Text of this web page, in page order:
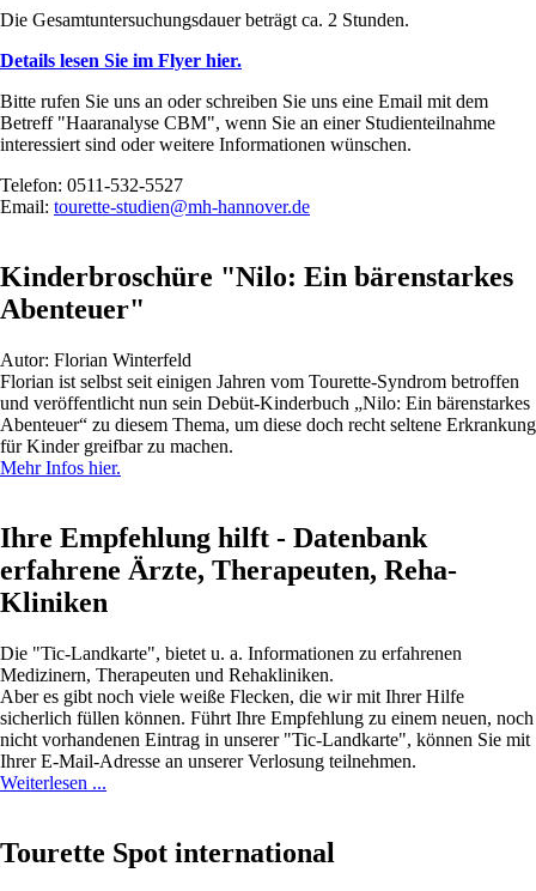
Die Gesamtuntersuchungsdauer beträgt ca. 2 Stunden.
Details lesen Sie im Flyer hier.
Bitte rufen Sie uns an oder schreiben Sie uns eine Email mit dem
Betreff "Haaranalyse CBM", wenn Sie an einer Studienteilnahme
interessiert sind oder weitere Informationen wünschen.
Telefon: 0511-532-5527
Email: tourette-studien@mh-hannover.de
Kinderbroschüre "Nilo: Ein bärenstarkes
Abenteuer"
Autor: Florian Winterfeld
Florian ist selbst seit einigen Jahren vom Tourette-Syndrom betroffen
und veröffentlicht nun sein Debüt-Kinderbuch „Nilo: Ein bärenstarkes
Abenteuer“ zu diesem Thema, um diese doch recht seltene Erkrankung
für Kinder greifbar zu machen.
Mehr Infos hier.
Ihre Empfehlung hilft - Datenbank
erfahrene Ärzte, Therapeuten, Reha-
Kliniken
Die "Tic-Landkarte", bietet u. a. Informationen zu erfahrenen
Medizinern, Therapeuten und Rehakliniken.
Aber es gibt noch viele weiße Flecken, die wir mit Ihrer Hilfe
sicherlich füllen können. Führt Ihre Empfehlung zu einem neuen, noch
nicht vorhandenen Eintrag in unserer "Tic-Landkarte", können Sie mit
Ihrer E-Mail-Adresse an unserer Verlosung teilnehmen.
Weiterlesen ...
Tourette Spot international